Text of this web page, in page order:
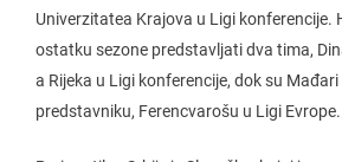
Univerzitatea Krajova u Ligi konferencije.
ostatku sezone predstavljati dva tima,
a Rijeka u Ligi konferencije, dok su
predstavniku, Ferencvarošu u Ligi Evrope.